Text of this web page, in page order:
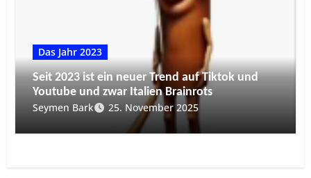
Das Jahr 2023
Seit 2023 ist ein neuer Trend auf Tiktok und
Youtube und zwar Italien Brainrots
Seymen Bark
25. November 2025